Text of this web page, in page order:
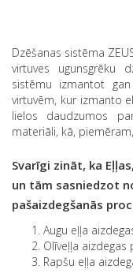
Dzēšanas sistēma
virtuves ugunsgrēku
sistēmu izmantot
virtuvēm, kur izmanto
lielos daudzumos
materiāli, kā,
Svarīgi zināt, ka
un tām sasniedzot
pašaizdegšanās
Augu eļļa
Olīveļļa aizdegas
Rapšu eļļa